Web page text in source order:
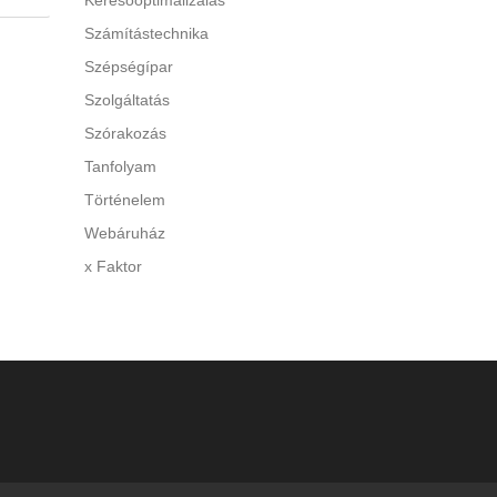
Számítástechnika
Szépségípar
Szolgáltatás
Szórakozás
Tanfolyam
Történelem
Webáruház
x Faktor